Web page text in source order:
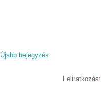
Újabb bejegyzés
Feliratkozás: